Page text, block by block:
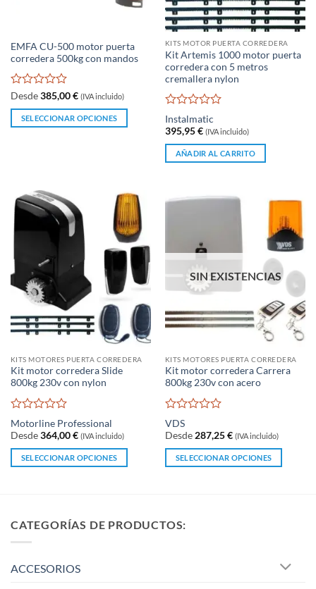
EMFA CU-500 motor puerta
corredera 500kg con mandos
Valorado
con
de
Desde 385,00€ (IVA incluido)
SELECCIONAR OPCIONES
variantes.
Las
opciones
elegir
en
de
KITS MOTOR PUERTA CORREDERA
Kit Artemis 1000 motor puerta
corredera con 5 metros
cremallera nylon
Valorado
con
0
5
Instalmatic
395,95€ (IVA incluido)
AÑADIR AL CARRITO
KITS MOTORES PUERTA CORREDERA
Kit motor corredera Slide
800kg 230v con nylon
Valorado
con
0
5
Motorline Professional
Desde 364,00€ (IVA incluido)
SELECCIONAR OPCIONES
variantes.
SIN EXISTENCIAS
KITS MOTORES PUERTA CORREDERA
Kit motor corredera Carrera
800kg 230v con acero
Valorado
con
0
5
VDS
Desde 287,25€ (IVA incluido)
SELECCIONAR OPCIONES
variantes.
CATEGORÍAS DE PRODUCTOS:
ACCESORIOS